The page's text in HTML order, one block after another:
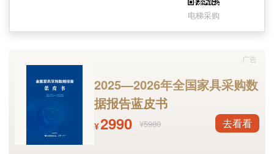
标大数据统计显示，全国电梯采购大项目较少，
基本以零星小额电梯采购项目为主，因此，导致4
区电梯采购项目总数量为50个，总采购金额为68
56.19万元，而单个项目超过五百万的只有三个，
最大成交单是莱茵德尔菲电梯有限公司以657.5万
元中标的瑞昌市棚户区改造安置房黄湾学府电梯
项目。
电梯采购
2025—2026年全国家具采购数
据报告蓝皮书
¥2990 ¥5980 去看看
广告